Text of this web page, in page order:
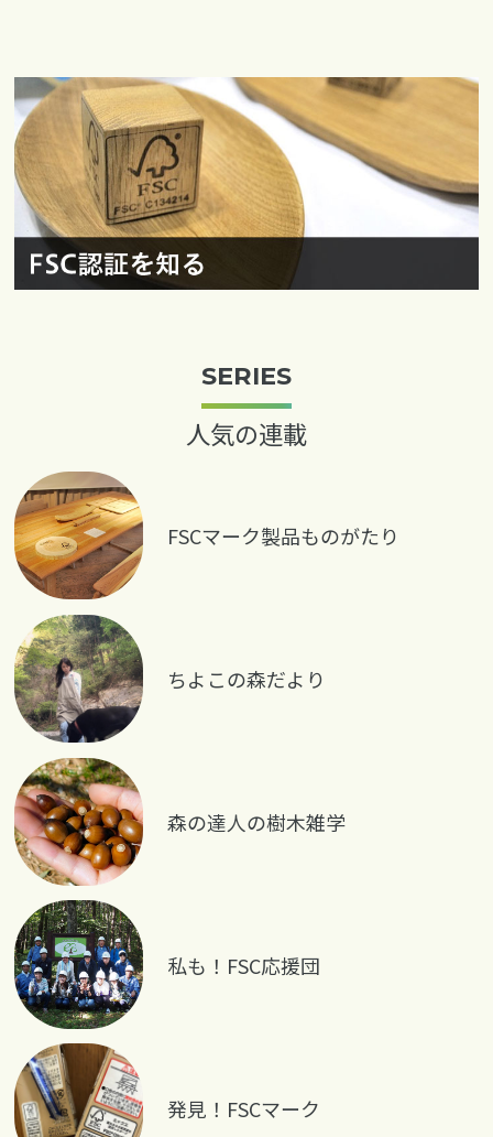
SERIES
人気の連載
FSCマーク製品ものがたり
ちよこの森だより
森の達人の樹木雑学
私も！FSC応援団
発見！FSCマーク